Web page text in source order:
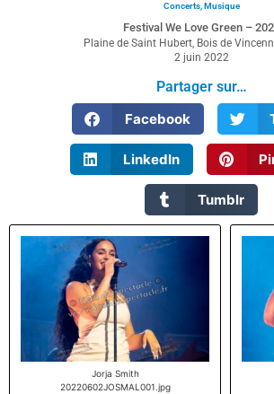
Concerts,Musique
Festival We Love Green –
Plaine de Saint Hubert, Bois de
2 juin 2022
Partager sur…
Facebook
LinkedIn
Tumblr
Jorja Smith
20220602JOSMAL001.jpg